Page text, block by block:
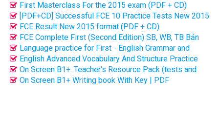
(2020) SB, TB, WB
First Masterclass For the 2015 exam (PDF + CD)
[PDF+CD] Successful FCE 10 Practice Tests New 2015
formatFCE Result New 2015 format (PDF + CD)
FCE Complete First (Second Edition) SB, WB, TB Bản
cực đẹp + Audio
Language practice for First - English Grammar and
Vocabulary (bản đẹp)
English Advanced Vocabulary And Structure Practice
(Bản full key - 230p)
On Screen B1+. Teacher's Resource Pack (tests and
resources) | DOC + PDF
On Screen B1+ Writing book With Key | PDF